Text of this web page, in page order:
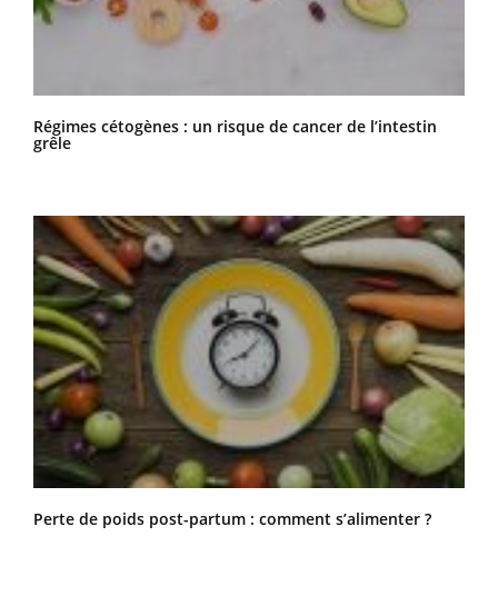
Régimes cétogènes : un risque de cancer de l’intestin
grêle
Perte de poids post-partum : comment s’alimenter ?